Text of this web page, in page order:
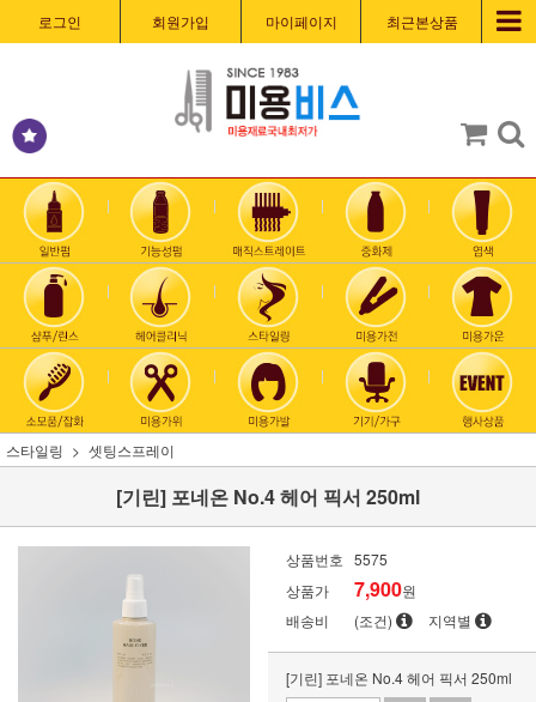
로그인 회원가입 마이페이지 최근본상품
스타일링 셋팅스프레이
[기린] 포네온 No.4 헤어 픽서 250ml
상품번호 5575
상품가
7,900원
배송비
(조건) 지역별
[기린] 포네온 No.4 헤어 픽서 250ml